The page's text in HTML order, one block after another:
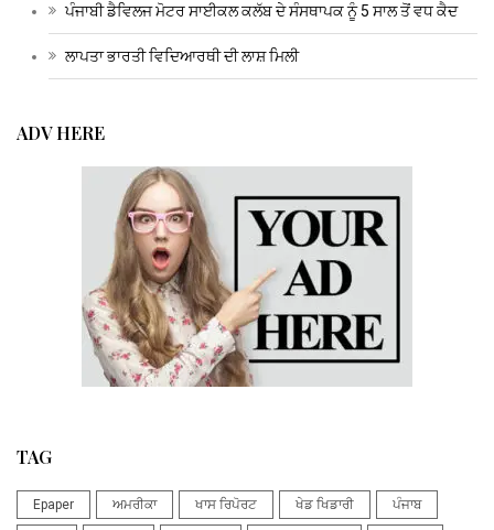
ਪੰਜਾਬੀ ਡੈਵਿਲਜ ਮੋਟਰ ਸਾਈਕਲ ਕਲੱਬ ਦੇ ਸੰਸਥਾਪਕ ਨੂੰ 5 ਸਾਲ ਤੋਂ ਵਧ ਕੈਦ
ਲਾਪਤਾ ਭਾਰਤੀ ਵਿਦਿਆਰਥੀ ਦੀ ਲਾਸ਼ ਮਿਲੀ
ADV HERE
TAG
Epaper ਅਮਰੀਕਾ ਖਾਸ ਰਿਪੋਰਟ ਖੇਡ ਖਿਡਾਰੀ ਪੰਜਾਬ